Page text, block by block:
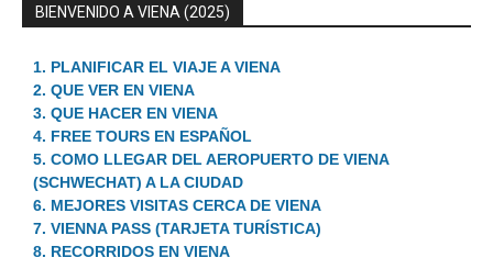
BIENVENIDO A VIENA (2025)
1. PLANIFICAR EL VIAJE A VIENA
2. QUE VER EN VIENA
3. QUE HACER EN VIENA
4. FREE TOURS EN ESPAÑOL
5. COMO LLEGAR DEL AEROPUERTO DE VIENA
(SCHWECHAT) A LA CIUDAD
6. MEJORES VISITAS CERCA DE VIENA
7. VIENNA PASS (TARJETA TURÍSTICA)
8. RECORRIDOS EN VIENA